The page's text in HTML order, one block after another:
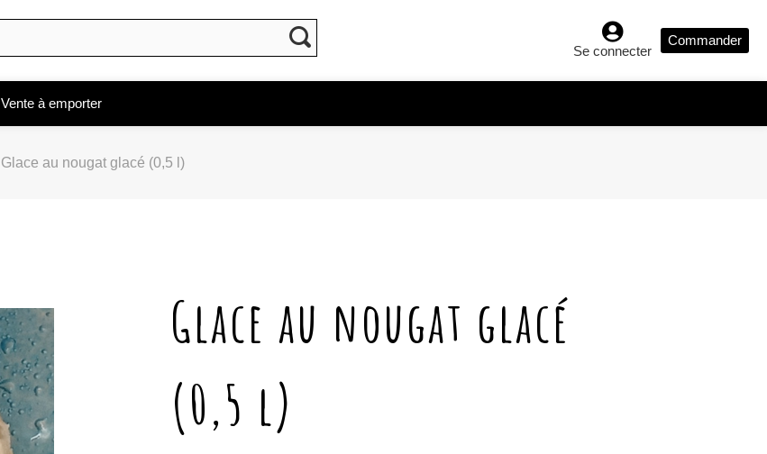
Se connecter
Commander
Vente à emporter
Glace au nougat glacé (0,5 l)
Glace au nougat glacé
(0,5 l)